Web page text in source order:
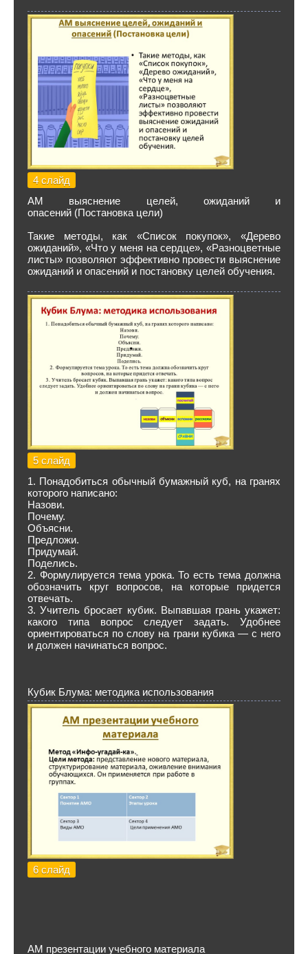
4 слайд
АМ выяснение целей, ожиданий и
опасений (Постановка цели)
Такие методы, как «Список покупок», «Дерево
ожиданий», «Что у меня на сердце», «Разноцветные
листы» позволяют эффективно провести выяснение
ожиданий и опасений и постановку целей обучения.
5 слайд
1. Понадобиться обычный бумажный куб, на гранях
которого написано:
Назови.
Почему.
Объясни.
Предложи.
Придумай.
Поделись.
2. Формулируется тема урока. То есть тема должна
обозначить круг вопросов, на которые придется
отвечать.
3. Учитель бросает кубик. Выпавшая грань укажет:
какого типа вопрос следует задать. Удобнее
ориентироваться по слову на грани кубика — с него
и должен начинаться вопрос.
Кубик Блума: методика использования
6 слайд
АМ презентации учебного материала